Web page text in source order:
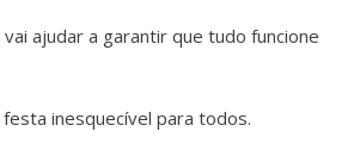
ajudar a garantir que tudo funcione
inesquecível para todos.